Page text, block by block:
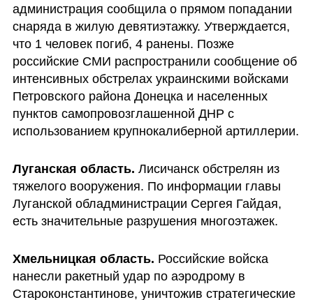
администрация сообщила о прямом попадании
снаряда в жилую девятиэтажку. Утверждается,
что 1 человек погиб, 4 ранены. Позже
российские СМИ распространили сообщение об
интенсивных обстрелах украинскими войсками
Петровского района Донецка и населенных
пунктов самопровозглашенной ДНР с
использованием крупнокалиберной артиллерии.
Луганская область. Лисичанск обстрелян из
тяжелого вооружения. По информации главы
Луганской обладминистрации Сергея Гайдая,
есть значительные разрушения многоэтажек.
Хмельницкая область. Российские войска
нанесли ракетный удар по аэродрому в
Староконстантинове, уничтожив стратегические